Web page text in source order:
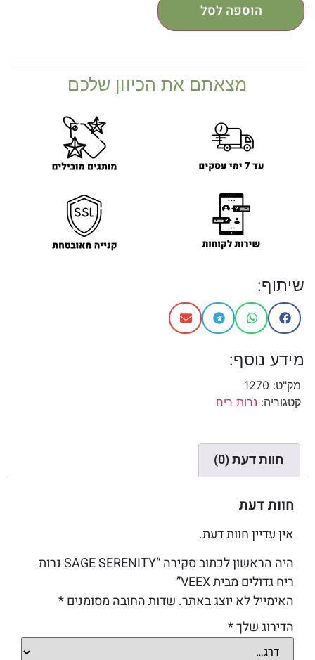
הוספה לסל
מצאתם את הכיוון שלכם
שיתוף:
מידע נוסף:
מק"ט: 1270
קטגוריה: נרות ריח
חוות דעת (0)
חוות דעת
אין עדיין חוות דעת.
היה הראשון לכתוב סקירה “SAGE SERENITY נרות
ריח גדולים מבית VEEX”
האימייל לא יוצג באתר. שדות החובה מסומנים*
הדירוג שלך*